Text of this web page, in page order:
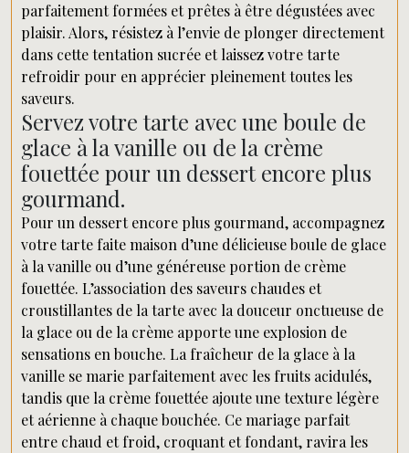
parfaitement formées et prêtes à être dégustées avec
plaisir. Alors, résistez à l’envie de plonger directement
dans cette tentation sucrée et laissez votre tarte
refroidir pour en apprécier pleinement toutes les
saveurs.
Servez votre tarte avec une boule de
glace à la vanille ou de la crème
fouettée pour un dessert encore plus
gourmand.
Pour un dessert encore plus gourmand, accompagnez
votre tarte faite maison d’une délicieuse boule de glace
à la vanille ou d’une généreuse portion de crème
fouettée. L’association des saveurs chaudes et
croustillantes de la tarte avec la douceur onctueuse de
la glace ou de la crème apporte une explosion de
sensations en bouche. La fraîcheur de la glace à la
vanille se marie parfaitement avec les fruits acidulés,
tandis que la crème fouettée ajoute une texture légère
et aérienne à chaque bouchée. Ce mariage parfait
entre chaud et froid, croquant et fondant, ravira les